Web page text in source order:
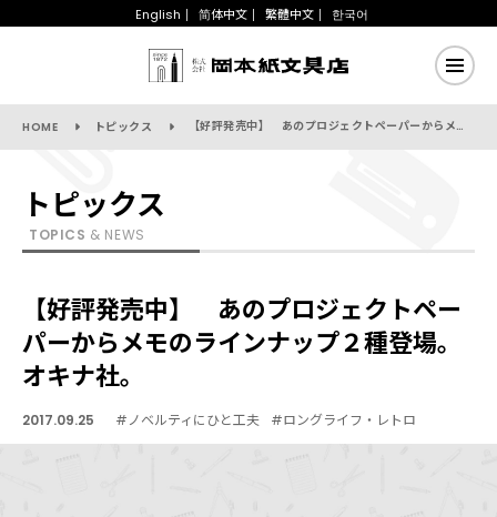
English 简体中文 繁體中文 한국어
HOME トピックス 【好評発売中】 あのプロジェクトペーパーからメモのラインナップ２種登場。オキナ社。
トピックス
TOPICS & NEWS
【好評発売中】 あのプロジェクトペー
パーからメモのラインナップ２種登場。
オキナ社。
2017.09.25 #ノベルティにひと工夫 #ロングライフ・レトロ